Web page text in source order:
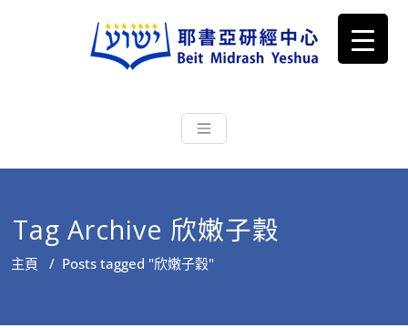
耶書亞研經中心
根源明白聖經，成為更好的門徒
Tag Archive 欣嫩子穀
主頁 / Posts tagged "欣嫩子穀"